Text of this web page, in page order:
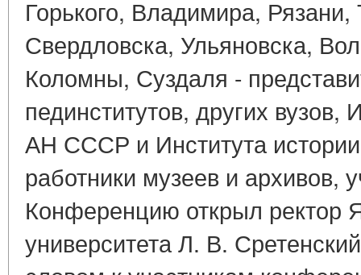
Горького, Владимира,
Свердловска, Ульяновска,
Коломны, Суздаля -
пединститутов, других
АН СССР и Института
работники музеев и архивов,
Конференцию открыл ректор
университета Л. В.